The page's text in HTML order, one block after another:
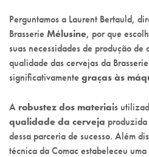
Perguntamos a Laurent Bertauld,
Brasserie Mélusine, por que
suas necessidades de produção
qualidade das cervejas da
significativamente graças às
A robustez dos materiais
qualidade da cerveja
dessa parceria de sucesso. Além
técnica da Comac estabeleceu uma